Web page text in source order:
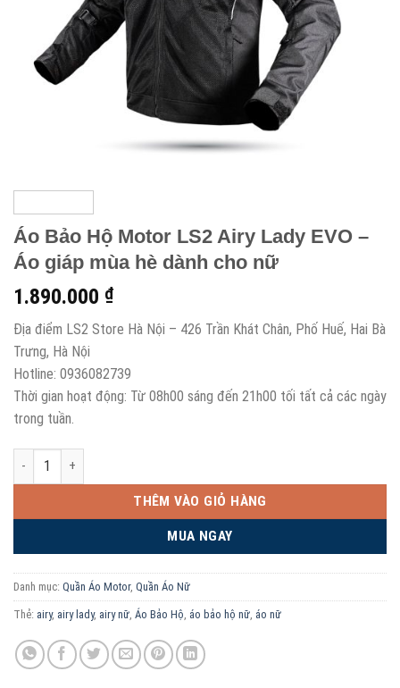
Áo Bảo Hộ Motor LS2 Airy Lady EVO –
Áo giáp mùa hè dành cho nữ
1.890.000 ₫
Địa điểm LS2 Store Hà Nội – 426 Trần Khát Chân, Phố Huế, Hai Bà
Trưng, Hà Nội
Hotline: 0936082739
Thời gian hoạt động: Từ 08h00 sáng đến 21h00 tối tất cả các ngày
trong tuần.
Áo Bảo Hộ Motor LS2 Airy Lady EVO - Áo giáp mùa hè dành cho nữ
THÊM VÀO GIỎ HÀNG
MUA NGAY
Danh mục: Quần Áo Motor, Quần Áo Nữ
Thẻ: airy, airy lady, airy nữ Áo Bảo Hộ áo bảo hộ nữ áo nữ